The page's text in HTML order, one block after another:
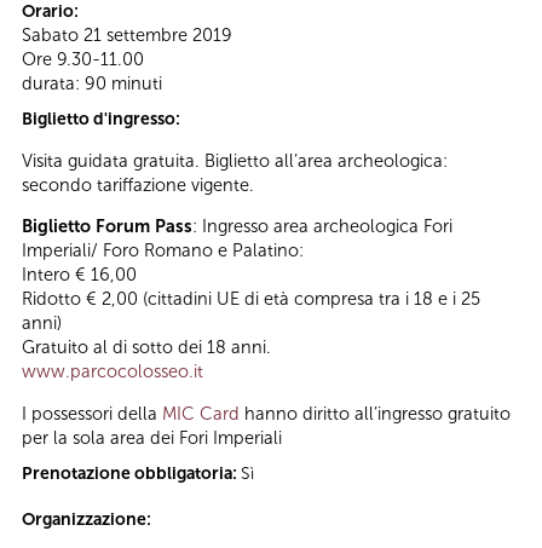
Orario:
Sabato 21 settembre 2019
Ore 9.30-11.00
durata: 90 minuti
Biglietto d'ingresso:
Visita guidata gratuita. Biglietto all’area archeologica:
secondo tariffazione vigente.
Biglietto Forum Pass: Ingresso area archeologica Fori
Imperiali/ Foro Romano e Palatino:
Intero € 16,00
Ridotto € 2,00 (cittadini UE di età compresa tra i 18 e i 25
anni)
Gratuito al di sotto dei 18 anni.
www.parcocolosseo.it
I possessori della MIC Card hanno diritto all’ingresso gratuito
per la sola area dei Fori Imperiali
Prenotazione obbligatoria: Sì
Organizzazione: